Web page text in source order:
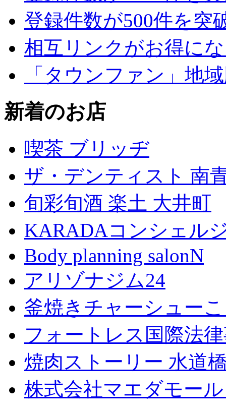
登録件数が500件を突
相互リンクがお得に
「タウンファン」地
新着のお店
喫茶 ブリッヂ
ザ・デンティスト 南
旬彩旬酒 楽土 大井町
KARADAコンシェル
Body planning salonN
アリゾナジム24
釜焼きチャーシュー
フォートレス国際法
焼肉ストーリー 水道
株式会社マエダモー